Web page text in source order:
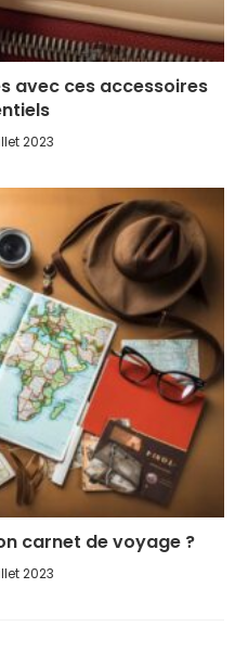
avec ces accessoires
2023
carnet de voyage ?
2023